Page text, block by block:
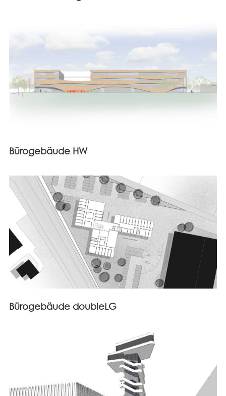
Bürogebäude HW
Bürogebäude doubleLG